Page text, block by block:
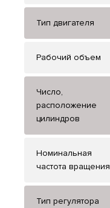
Тип двигателя
Рабочий объем
Число,
расположение
цилиндров
Номинальная
частота вращения
Тип регулятора